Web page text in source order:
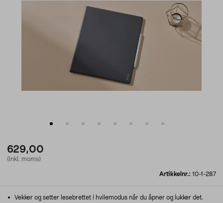
629,00
(inkl. moms)
Artikkelnr.: 10-1-287
Vekker og setter lesebrettet i hvilemodus når du åpner og lukker det.